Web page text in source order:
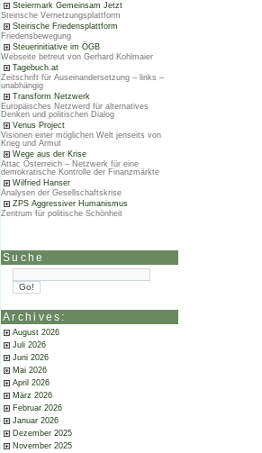
Steiermark Gemeinsam Jetzt
Steirische Vernetzungsplattform
Steirische Friedensplattform
Friedensbewegung
Steuerinitiative im ÖGB
Webseite betreut von Gerhard Kohlmaier
Tagebuch.at
Zeitschrift für Auseinandersetzung – links –
unabhängig
Transform Netzwerk
Europäisches Netzwerd für alternatives
Denken und politischen Dialog
Venus Project
Visionen einer möglichen Welt jenseits von
Krieg und Armut
Wege aus der Krise
Attac Österreich – Netzwerk für eine
demokratische Kontrolle der Finanzmärkte
Wilfried Hanser
Analysen der Gesellschaftskrise
ZPS Aggressiver Humanismus
Zentrum für politische Schönheit
Suche
Archives:
August 2026
Juli 2026
Juni 2026
Mai 2026
April 2026
März 2026
Februar 2026
Januar 2026
Dezember 2025
November 2025